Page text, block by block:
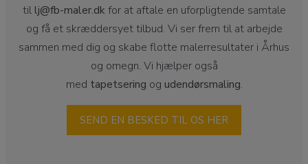
til lj@fb-maler.dk for at aftale en uforpligtende samtale
og få et skræddersyet tilbud. Vi ser frem til at arbejde
sammen med dig og skabe flotte malerresultater i Århus
og omegn. Vi hjælper også
med tapetsering og udendørsmaling.
SEND EN BESKED TIL OS HER